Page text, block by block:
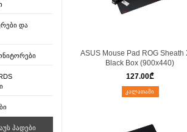
ᲓᲐ
ᲞᲐᲓᲔᲑᲘ
ASUS Mouse Pad ROG Sheath
Black Box (900x440)
127.00₾
ᲙᲐᲚᲐᲗᲐᲨᲘ